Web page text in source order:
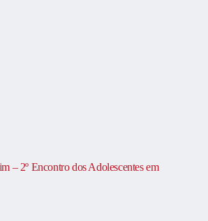
– 2º Encontro dos Adolescentes em